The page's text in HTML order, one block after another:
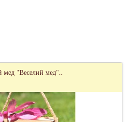
мед "Веселий мед"..